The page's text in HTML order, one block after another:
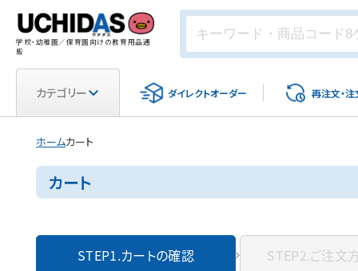
学校・幼稚園／保育園向けの教育用品通
販
カテゴリー ダイレクトオーダー 再注文・注
ホームカート
カート
STEP1.カートの確認 STEP2.ご注文